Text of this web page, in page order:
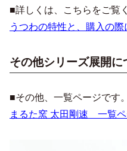
■詳しくは、こちらをご覧
うつわの特性と、購入の
その他シリーズ展開に
■その他、一覧ページです。
まるた窯 太田剛速 一覧